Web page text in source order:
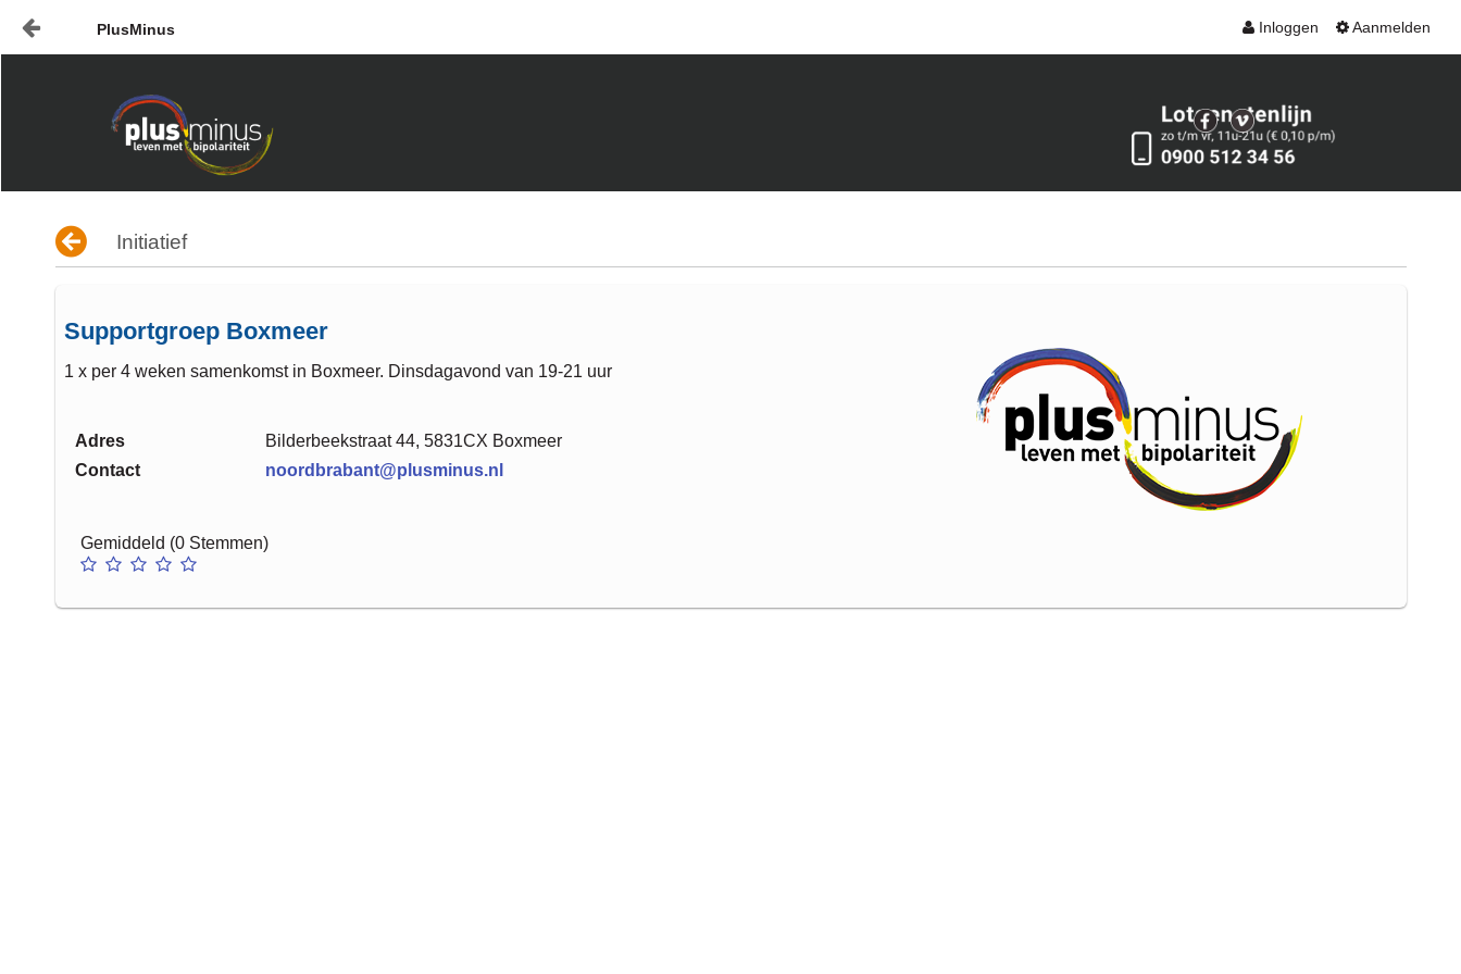
Inloggen Aanmelden
PlusMinus
Nieuws
Plusminus-in-verbinding1
Initiatief
Supportgroep Boxmeer
1 x per 4 weken samenkomst in Boxmeer. Dinsdagavond van 19-21 uur
Adres
Bilderbeekstraat 44, 5831CX Boxmeer
Contact
noordbrabant@plusminus.nl
Gemiddeld (0 Stemmen)